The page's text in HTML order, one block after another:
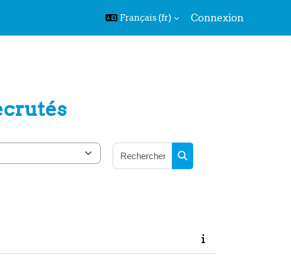
Français ‎(fr)‎ Connexion
Rechercher des cours
suivante